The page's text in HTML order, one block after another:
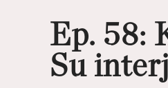
Ep. 58:
Su